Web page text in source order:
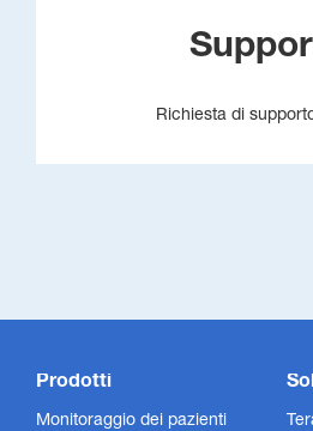
Richiesta di
Prodotti
Monitoraggio dei pazienti